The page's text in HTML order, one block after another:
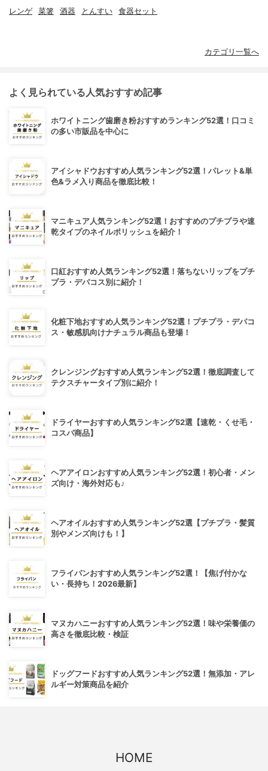
レンゲ 菜箸 酒器 とんすい 食器セット
カテゴリ一覧へ
よく見られている人気おすすめ記事
ホワイトニング歯磨き粉おすすめランキング52選！口コミ
の多い市販品を中心に
アイシャドウおすすめ人気ランキング52選！パレット&単
色&ラメ入り商品を徹底比較！
マニキュア人気ランキング52選！おすすめのプチプラや速
乾タイプのネイルポリッシュを紹介！
口紅おすすめ人気ランキング52選！落ちないリップをプチ
プラ・デパコス別に紹介！
化粧下地おすすめ人気ランキング52選！プチプラ・デパコ
ス・敏感肌向けナチュラル商品も登場！
クレンジングおすすめ人気ランキング52選！徹底調査して
テクスチャータイプ別に紹介！
ドライヤーおすすめ人気ランキング52選【速乾・くせ毛・
コスパ商品】
ヘアアイロンおすすめ人気ランキング52選！初心者・メン
ズ向け・海外対応も♪
ヘアオイルおすすめ人気ランキング52選【プチプラ・髪質
別やメンズ向けも！】
フライパンおすすめ人気ランキング52選！【焦げ付かな
い・長持ち！2026最新】
マヌカハニーおすすめ人気ランキング52選！味や栄養価の
高さを徹底比較・検証
ドッグフードおすすめ人気ランキング52選！無添加・アレ
ルギー対策商品を紹介
HOME